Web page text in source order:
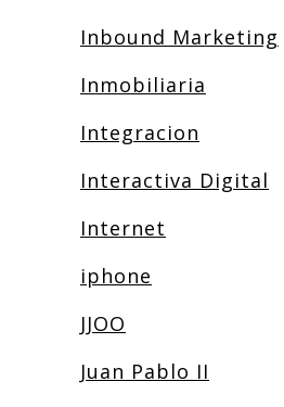
Inbound Marketing
Inmobiliaria
Integracion
Interactiva Digital
Internet
iphone
JJOO
Juan Pablo II